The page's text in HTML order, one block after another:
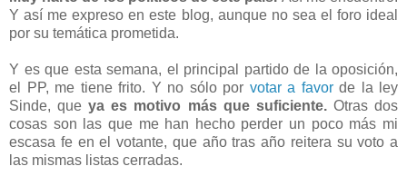
Y así me expreso en este blog, aunque no sea el foro ideal
por su temática prometida.
Y es que esta semana, el principal partido de la oposición,
el PP, me tiene frito. Y no sólo por votar a favorde la ley
Sinde, queya es motivo más que suficiente. Otras dos
cosas son las que me han hecho perder un poco más mi
escasa fe en el votante, que año tras año reitera su voto a
las mismas listas cerradas.